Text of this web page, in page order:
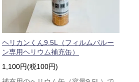
ヘリカンくん9.5L（フィルムバルー
ン専用ヘリウム補充缶）
1,100円(税100円)